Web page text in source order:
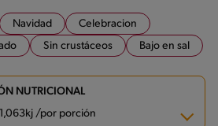
Navidad
Celebracion
Sin crustáceos Bajo en sal
NUTRICIONAL
/por porción